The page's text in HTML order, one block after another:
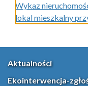
Wykaz
lokal mieszkalny
Aktualności
Ekointerwencja-